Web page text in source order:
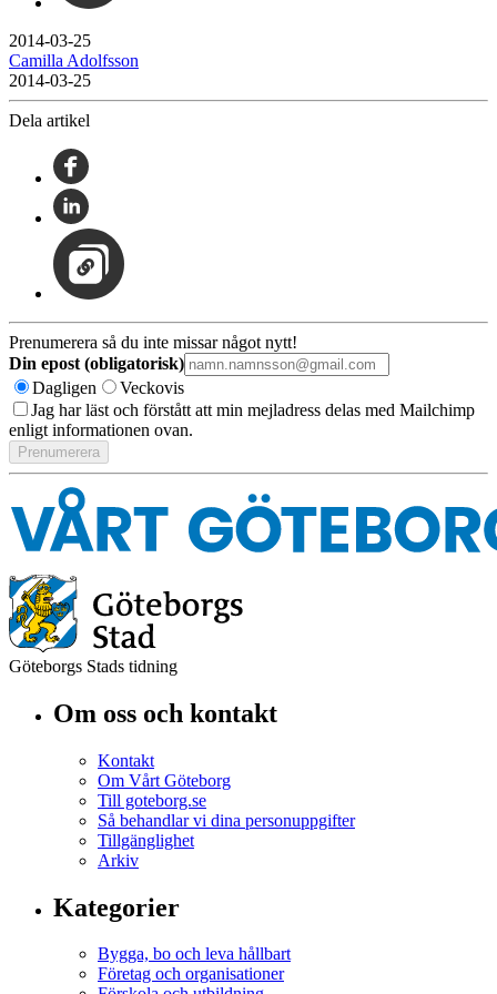
2014-03-25
Camilla Adolfsson
2014-03-25
Dela artikel
Prenumerera så du inte missar något nytt!
Din epost (obligatorisk)
Dagligen
Veckovis
Jag har läst och förstått att min mejladress delas med Mailchimp
enligt informationen ovan.
Göteborgs Stads tidning
Om oss och kontakt
Kontakt
Om Vårt Göteborg
Till goteborg.se
Så behandlar vi dina personuppgifter
Tillgänglighet
Arkiv
Kategorier
Bygga, bo och leva hållbart
Företag och organisationer